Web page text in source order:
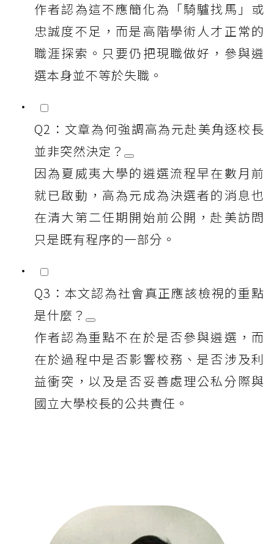
作者認為這不應簡化為「騎驢找馬」或
忠誠度不足，而是高階學術人才正常的
職涯探索。只要仍把現職做好，參與遴
選本身並不等於失職。
Q2：文章為何強調高為元赴美角逐校長
並非突然決定？
因為夏威夷大學的遴選流程早在數月前
就已啟動，高為元成為決選者的消息也
在清大第二任期開始前公開，赴美訪問
只是既有程序的一部分。
Q3：本文認為社會真正應該檢視的重點
是什麼？
作者認為重點不在於是否參與遴選，而
在於過程中是否影響校務、是否涉及利
益衝突，以及是否妥善處理公私分際與
國立大學校長的公共責任。